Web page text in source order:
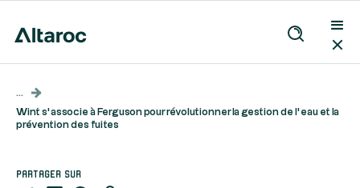
...
Wint s’associe à Ferguson pour révolutionner la gestion de l’eau et la
prévention des fuites
partager sur